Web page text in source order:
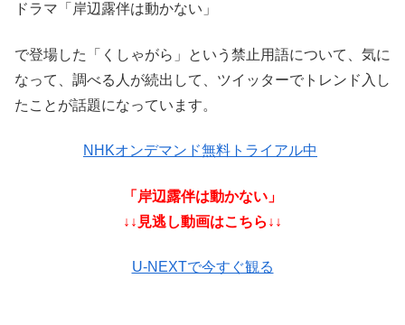
ドラマ「岸辺露伴は動かない」
で登場した「くしゃがら」という禁止用語について、気に
なって、調べる人が続出して、ツイッターでトレンド入し
たことが話題になっています。
NHKオンデマンド無料トライアル中
「岸辺露伴は動かない」
↓↓見逃し動画はこちら↓↓
U-NEXTで今すぐ観る